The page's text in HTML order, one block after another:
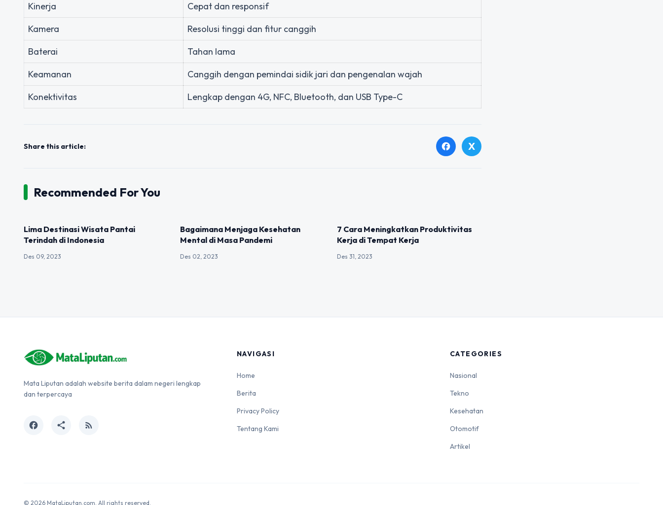
Kinerja
Cepat dan responsif
Kamera
Resolusi tinggi dan fitur canggih
Baterai
Tahan lama
Keamanan
Canggih dengan pemindai sidik jari dan pengenalan wajah
Konektivitas
Lengkap dengan 4G, NFC, Bluetooth, dan USB Type-C
Share this article: facebook X
Recommended For You
Lima Destinasi Wisata Pantai
Terindah di Indonesia
Des 09, 2023
Bagaimana Menjaga Kesehatan
Mental di Masa Pandemi
Des 02, 2023
7 Cara Meningkatkan Produktivitas
Kerja di Tempat Kerja
Des 31, 2023
Mata Liputan adalah website berita dalam negeri lengkap
dan terpercaya
facebook share rss_feed
NAVIGASI
Home
Berita
Privacy Policy
Tentang Kami
CATEGORIES
Nasional
Tekno
Kesehatan
Otomotif
Artikel
© 2026 MataLiputan.com. All rights reserved.